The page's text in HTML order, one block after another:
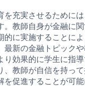
充実させるためには
。教師自身が金融に
的に実施することに
最新の金融トピック
り効果的に学生に指
、教師が自信を持っ
促進することが可能